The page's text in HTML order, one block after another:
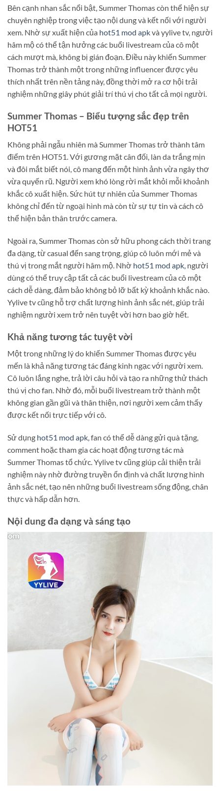
Bên cạnh nhan sắc nổi bật, Summer Thomas còn thể hiện sự
chuyên nghiệp trong việc tạo nội dung và kết nối với người
xem. Nhờ sự xuất hiện của hot51 mod apkvà yylive tv, người
hâm mộ có thể tận hưởng các buổi livestream của cô một
cách mượt mà, không bị gián đoạn. Điều này khiến Summer
Thomas trở thành một trong những influencer được yêu
thích nhất trên nền tảng này, đồng thời mở ra cơ hội trải
nghiệm những giây phút giải trí thú vị cho tất cả mọi người.
Summer Thomas – Biểu tượng sắc đẹp trên
HOT51
Không phải ngẫu nhiên mà Summer Thomas trở thành tâm
điểm trên HOT51. Với gương mặt cân đối, làn da trắng mịn
và đôi mắt biết nói, cô mang đến một hình ảnh vừa ngây thơ
vừa quyến rũ. Người xem khó lòng rời mắt khỏi mỗi khoảnh
khắc cô xuất hiện. Sức hút tự nhiên của Summer Thomas
không chỉ đến từ ngoại hình mà còn từ sự tự tin và cách cô
thể hiện bản thân trước camera.
Ngoài ra, Summer Thomas còn sở hữu phong cách thời trang
đa dạng, từ casual đến sang trọng, giúp cô luôn mới mẻ và
thú vị trong mắt người hâm mộ. Nhờ hot51 mod apk, người
dùng có thể truy cập tất cả các buổi livestream của cô một
cách dễ dàng, đảm bảo không bỏ lỡ bất kỳ khoảnh khắc nào.
Yylive tv cũng hỗ trợ chất lượng hình ảnh sắc nét, giúp trải
nghiệm người xem trở nên tuyệt vời hơn bao giờ hết.
Khả năng tương tác tuyệt vời
Một trong những lý do khiến Summer Thomas được yêu
mến là khả năng tương tác đáng kinh ngạc với người xem.
Cô luôn lắng nghe, trả lời câu hỏi và tạo ra những thử thách
thú vị cho fan. Nhờ đó, mỗi buổi livestream trở thành một
không gian gần gũi và thân thiện, nơi người xem cảm thấy
được kết nối trực tiếp với cô.
Sử dụng hot51 mod apk, fan có thể dễ dàng gửi quà tặng,
comment hoặc tham gia các hoạt động tương tác mà
Summer Thomas tổ chức. Yylive tv cũng giúp cải thiện trải
nghiệm này nhờ đường truyền ổn định và chất lượng hình
ảnh sắc nét, tạo nên những buổi livestream sống động, chân
thực và hấp dẫn hơn.
Nội dung đa dạng và sáng tạo